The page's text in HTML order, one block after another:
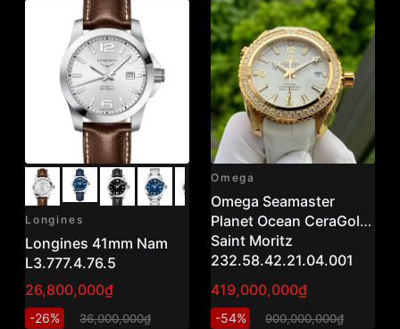
Longines
Longines 41mm Nam
L3.777.4.76.5
26,800,000₫
-26% 36,000,000₫
Omega
Omega Seamaster
Planet Ocean CeraGold
Saint Moritz
232.58.42.21.04.001
(42mm) – Vàng khối
18K, niềng kim cương,
dây da trắng sang trọng
419,000,000₫
-54% 900,000,000₫